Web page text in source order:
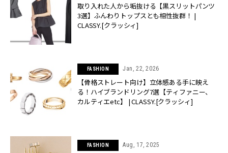
取り入れた人から垢抜ける【黒スリットパンツ
3選】ふんわりトップスとも相性抜群！ |
CLASSY.[クラッシィ]
FASHION Jan, 22, 2026
【骨格ストレート向け】立体感ある手に映え
る！ハイブランドリング7選【ティファニー、
カルティエetc】 | CLASSY.[クラッシィ]
FASHION Aug, 17, 2025